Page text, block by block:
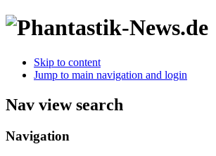
Skip to content
Jump to main navigation and login
Nav view search
Navigation